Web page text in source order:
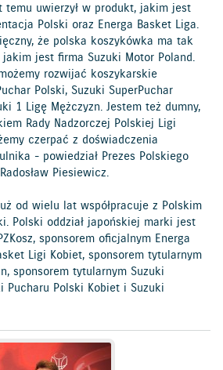
uwierzył w produkt, jakim jest
Polski oraz Energa Basket Liga.
że polska koszykówka ma tak
jakim jest firma Suzuki Motor Poland.
rozwijać koszykarskie
Polski, Suzuki SuperPuchar
1 Ligę Mężczyzn. Jestem też dumny,
Rady Nadzorczej Polskiej Ligi
czerpać z doświadczenia
- powiedział Prezes Polskiego
Piesiewicz.
od wielu lat współpracuje z Polskim
Polski oddział japońskiej marki jest
sponsorem oficjalnym Energa
Ligi Kobiet, sponsorem tytularnym
sponsorem tytularnym Suzuki
Pucharu Polski Kobiet i Suzuki